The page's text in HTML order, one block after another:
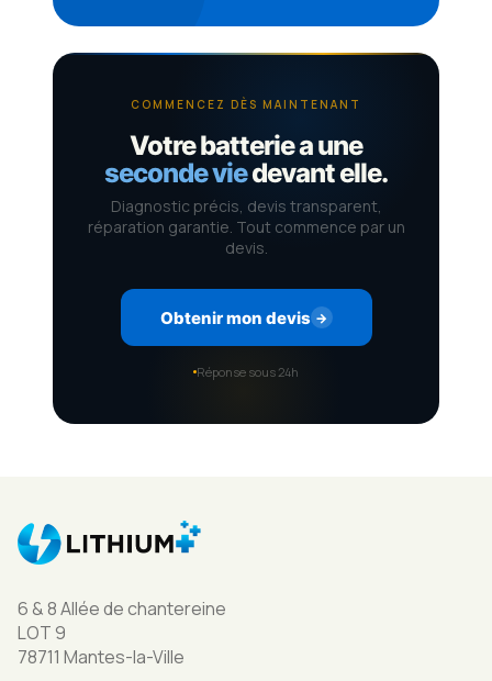
COMMENCEZ DÈS MAINTENANT
Votre batterie a une
seconde viedevant elle.
Diagnostic précis, devis transparent,
réparation garantie. Tout commence par un
devis.
Obtenir mon devis →
Réponse sous 24h
6 & 8 Allée de chantereine
LOT 9
78711 Mantes-la-Ville